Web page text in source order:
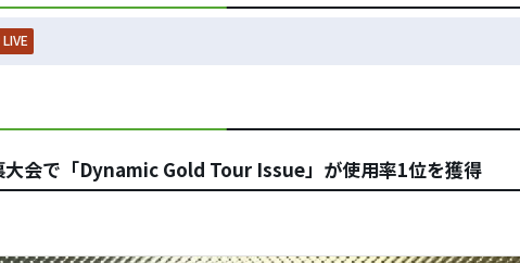
LIVE
大会で「Dynamic Gold Tour Issue」が使用率1位を獲得